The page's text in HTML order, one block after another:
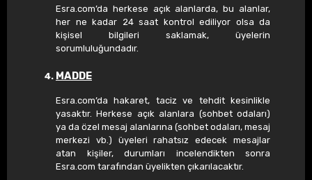
Esra.com’da herkese açık alanlarda, bu alanlar,
her ne kadar 24 saat kontrol ediliyor olsa da
kişisel bilgileri saklamak, üyelerin
sorumluluğundadır.
MADDE
Esra.com’da hakaret, taciz ve tehdit kesinlikle
yasaktır. Herkese açık alanlara (sohbet odaları)
ya da özel mesaj alanlarına (sohbet odaları, mesaj
merkezi vb.) üyeleri rahatsız edecek mesajlar
atan kişiler, durumları incelendikten sonra
Esra.com tarafından üyelikten çıkarılacaktır.